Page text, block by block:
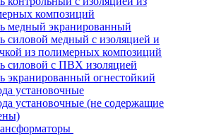
композиций
медный экранированный
силовой медный с изоляцией и
из полимерных композиций
силовой с ПВХ изоляцией
экранированный огнестойкий
установочные
установочные (не содержащие